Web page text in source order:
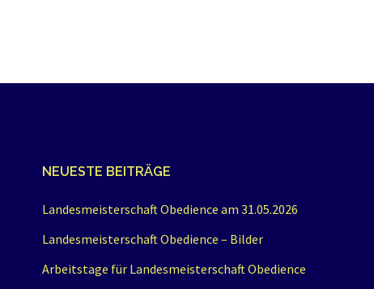
NEUESTE BEITRÄGE
Landesmeisterschaft Obedience am 31.05.2026
Landesmeisterschaft Obedience – Bilder
Arbeitstage für Landesmeisterschaft Obedience